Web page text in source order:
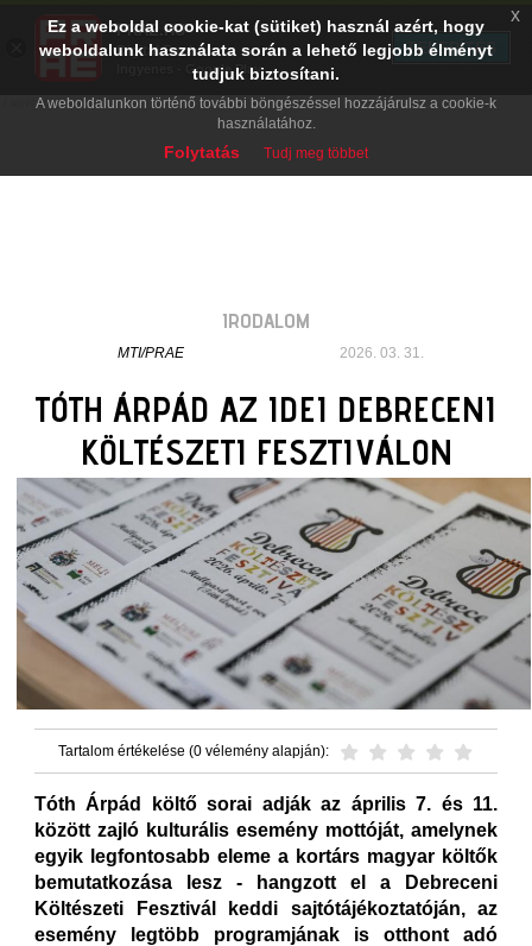
IRODALOM
MTI/PRAE 2026. 03. 31.
TÓTH ÁRPÁD AZ IDEI DEBRECENI
KÖLTÉSZETI FESZTIVÁLON
Tartalom értékelése (0 vélemény alapján):
Tóth Árpád költő sorai adják az április 7. és 11.
között zajló kulturális esemény mottóját, amelynek
egyik legfontosabb eleme a kortárs magyar költők
bemutatkozása lesz - hangzott el a Debreceni
Költészeti Fesztivál keddi sajtótájékoztatóján, az
esemény legtöbb programjának is otthont adó
Ez a weboldal cookie-kat (sütiket) használ azért, hogy
weboldalunk használata során a lehető legjobb élményt
tudjuk biztosítani.
A weboldalunkon történő további böngészéssel hozzájárulsz a cookie-k
használatához.
Folytatás Tudj meg többet
x
PRAE.HU
Digital Evolution
Ingyenes - Google Play
TELEPÍTÉS